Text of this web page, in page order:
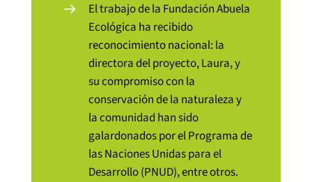
El trabajo de la Fundación Abuela
Ecológica ha recibido
reconocimiento nacional: la
directora del proyecto, Laura, y
su compromiso con la
conservación de la naturaleza y
la comunidad han sido
galardonados por el Programa de
las Naciones Unidas para el
Desarrollo (PNUD), entre otros.